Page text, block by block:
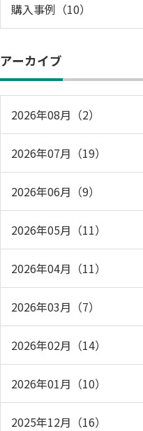
購入事例（10）
アーカイブ
2026年08月（2）
2026年07月（19）
2026年06月（9）
2026年05月（11）
2026年04月（11）
2026年03月（7）
2026年02月（14）
2026年01月（10）
2025年12月（16）